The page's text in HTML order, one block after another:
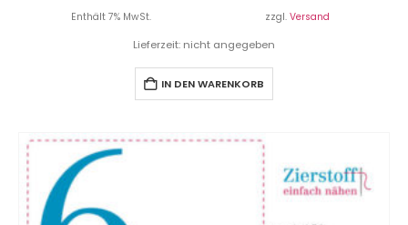
Enthält 7% MwSt. zzgl. Versand
Lieferzeit: nicht angegeben
IN DEN WARENKORB